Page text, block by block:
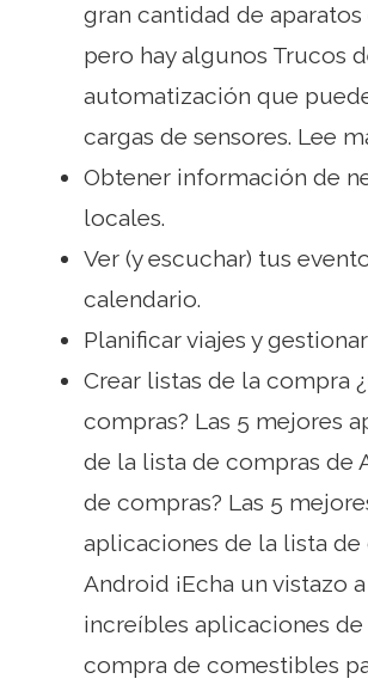
gran cantidad de aparatos
pero hay algunos Trucos
automatización que
cargas de sensores. Lee
Obtener información de
locales.
Ver (y escuchar) tus
calendario.
Planificar viajes y
Crear listas de la compra
compras? Las 5 mejores
de la lista de compras de
de compras? Las 5
aplicaciones de la lista de
Android ¡Echa un vistazo
increíbles aplicaciones
compra de comestibles